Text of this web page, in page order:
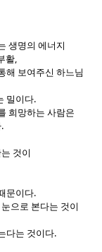
생명의 에너지
활,
해 보여주신 하느님
밀이다.
희망하는 사람은
.
것이
문이다.
으로 본다는 것이
다는 것이다.